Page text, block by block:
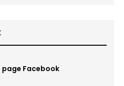
page Facebook